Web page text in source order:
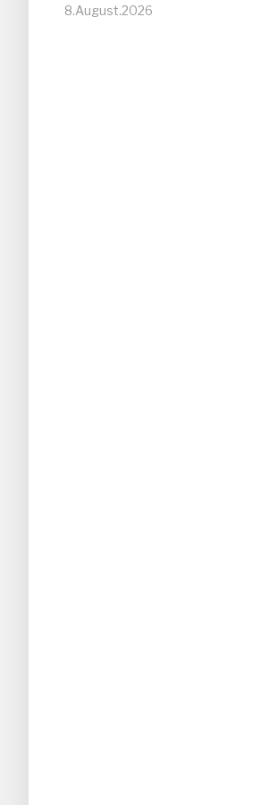
8.August.2026